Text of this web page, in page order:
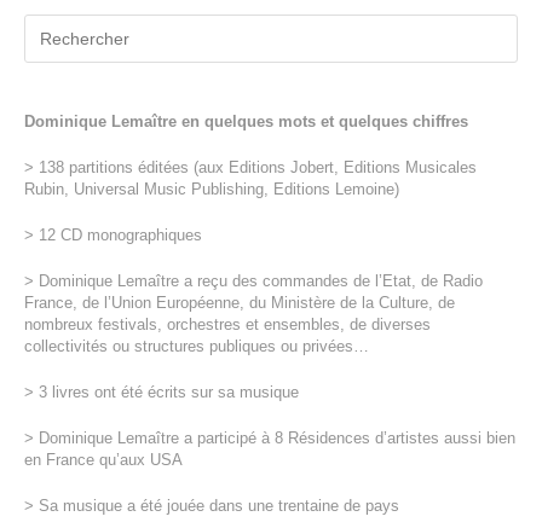
Dominique Lemaître en quelques mots et quelques chiffres
> 138 partitions éditées (aux Editions Jobert, Editions Musicales
Rubin, Universal Music Publishing, Editions Lemoine)
> 12 CD monographiques
> Dominique Lemaître a reçu des commandes de l’Etat, de Radio
France, de l’Union Européenne, du Ministère de la Culture, de
nombreux festivals, orchestres et ensembles, de diverses
collectivités ou structures publiques ou privées…
> 3 livres ont été écrits sur sa musique
> Dominique Lemaître a participé à 8 Résidences d’artistes aussi bien
en France qu’aux USA
> Sa musique a été jouée dans une trentaine de pays